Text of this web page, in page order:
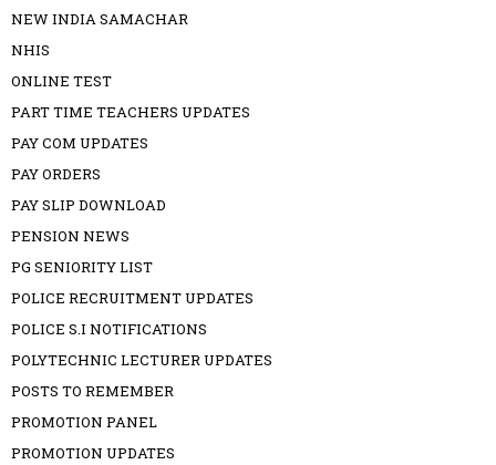
NEW INDIA SAMACHAR
NHIS
ONLINE TEST
PART TIME TEACHERS UPDATES
PAY COM UPDATES
PAY ORDERS
PAY SLIP DOWNLOAD
PENSION NEWS
PG SENIORITY LIST
POLICE RECRUITMENT UPDATES
POLICE S.I NOTIFICATIONS
POLYTECHNIC LECTURER UPDATES
POSTS TO REMEMBER
PROMOTION PANEL
PROMOTION UPDATES